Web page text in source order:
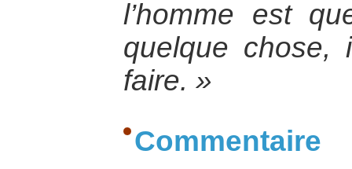
l’homme est
quelque chose,
faire. »
Commentaire